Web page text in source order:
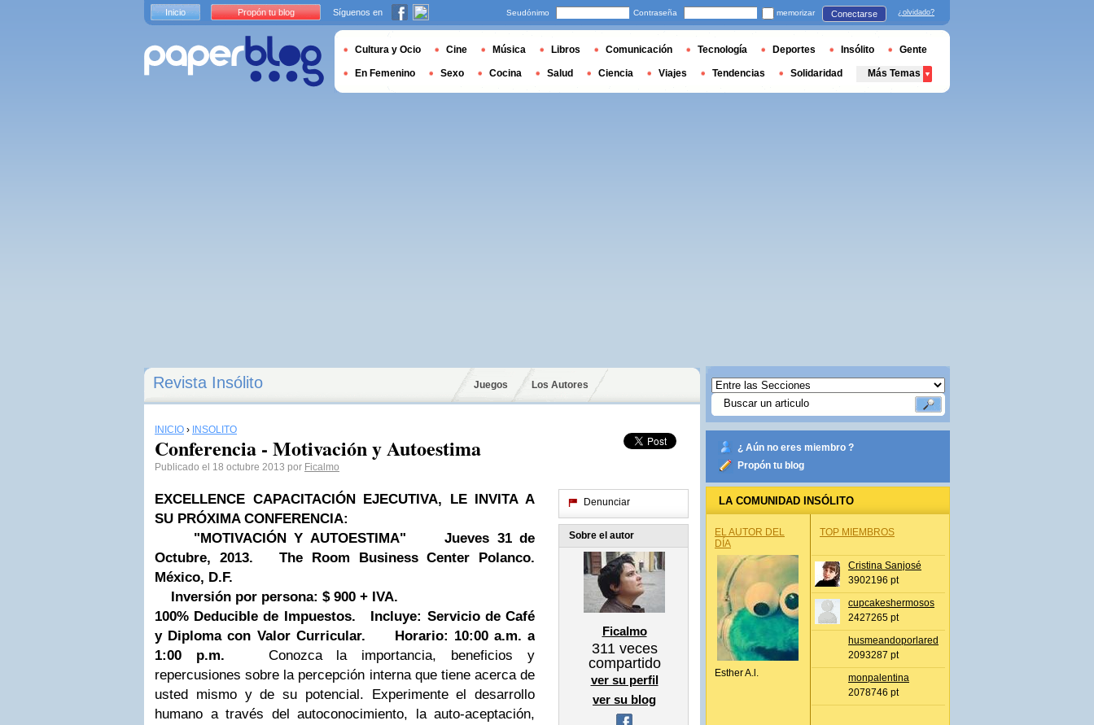
Revista Insólito Juegos Los Autores
INICIO › INSÓLITO
Conferencia - Motivación y Autoestima
Publicado el 18 octubre 2013 por Ficalmo
EXCELLENCE CAPACITACIÓN EJECUTIVA, LE INVITA A
SU PRÓXIMA CONFERENCIA:
"MOTIVACIÓN Y AUTOESTIMA"
Jueves 31 de
Octubre, 2013.
The Room Business Center Polanco.
México, D.F.
Inversión por persona: $ 900 + IVA.
100% Deducible de Impuestos.
Incluye: Servicio de Café
y Diploma con Valor Curricular.
Horario: 10:00 a.m. a
1:00 p.m.
Conozca la importancia, beneficios y
repercusiones sobre la percepción interna que tiene acerca de
usted mismo y de su potencial. Experimente el desarrollo
humano a través del autoconocimiento, la auto-aceptación,
Denunciar
Sobre el autor
Ficalmo
311veces
compartido
ver su perfil
ver su blog
¿ Aún no eres miembro ?
Propón tu blog
LA COMUNIDAD INSÓLITO
EL AUTOR DEL
DÍA
Esther A.l.
TOP MIEMBROS
Cristina Sanjosé
3902196 pt
cupcakeshermosos
2427265 pt
husmeandoporlared
2093287 pt
monpalentina
2078746 pt
Inicio Propón tu blog Síguenos en Seudónimo Contraseña memorizar Conectarse ¿olvidado?
Cultura y Ocio Cine Música Libros Comunicación Tecnología Deportes Insólito Gente
En Femenino Sexo Cocina Salud Ciencia Viajes Tendencias Solidaridad Más Temas